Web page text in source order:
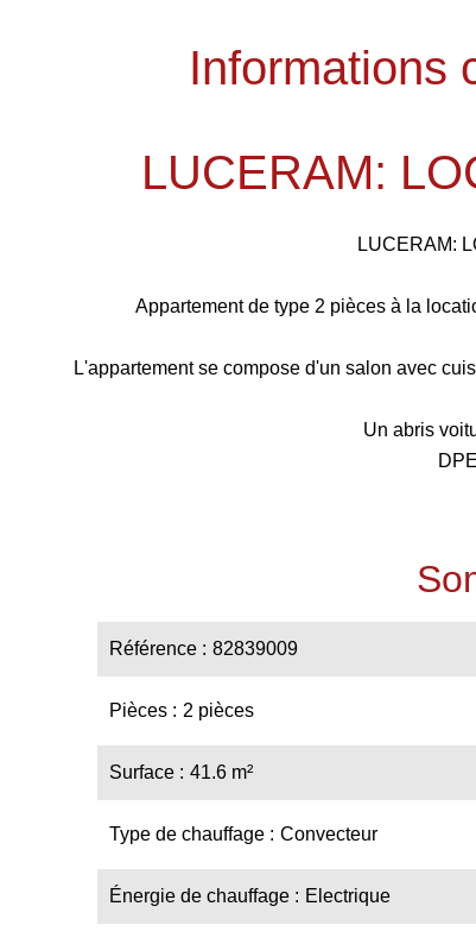
Informations
LUCERAM:
LUCERAM:
Appartement de type 2 pièces à la
L'appartement se compose d'un salon avec
Un abris
Référence 82839009
Pièces 2 pièces
Surface 41.6 m²
Type de chauffage Convecteur
Énergie de chauffage Electrique